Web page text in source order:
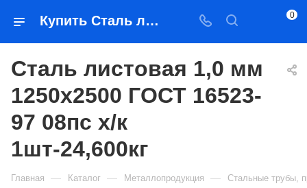
Купить Сталь листовая 1,0 мм 1250х2500 ГОСТ 16523-97 08пс х/к 1шт-24,600кг в Якутске — цена, характеристики, подбор | Востоктехторг 0
Сталь листовая 1,0 мм
1250х2500 ГОСТ 16523-
97 08пс х/к
1шт-24,600кг
Главная — Каталог — Металлопродукция — Стальные трубы,